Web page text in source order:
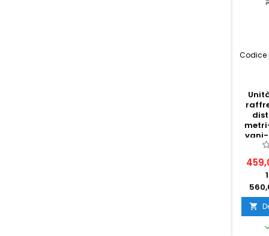
Codice
